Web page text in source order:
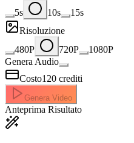
5s
10s
15s
Risoluzione
480P
720P
1080P
Genera Audio
Costo120 crediti
Genera Video
Anteprima Risultato